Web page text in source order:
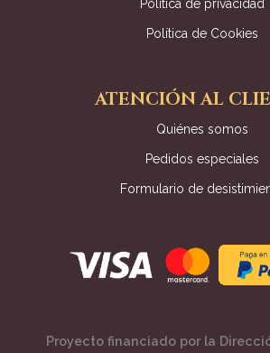
Política de privacidad
Política de Cookies
ATENCIÓN AL
Quiénes somos
Pedidos especiales
Formulario de
Proyecto financiado por la